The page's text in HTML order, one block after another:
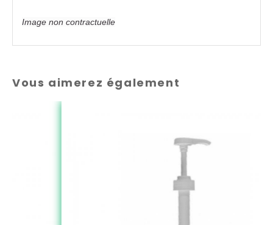
Image non contractuelle
Vous aimerez également